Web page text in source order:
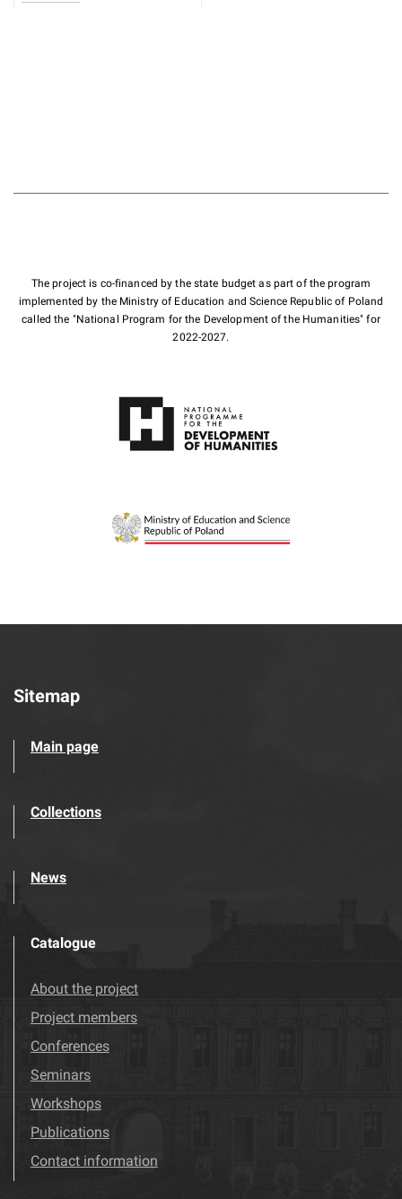
The project is co-financed by the state budget as part of the program
implemented by the Ministry of Education and Science Republic of Poland
called the "National Program for the Development of the Humanities" for
2022-2027.
Sitemap
Main page
Collections
News
Catalogue
About the project
Project members
Conferences
Seminars
Workshops
Publications
Contact information